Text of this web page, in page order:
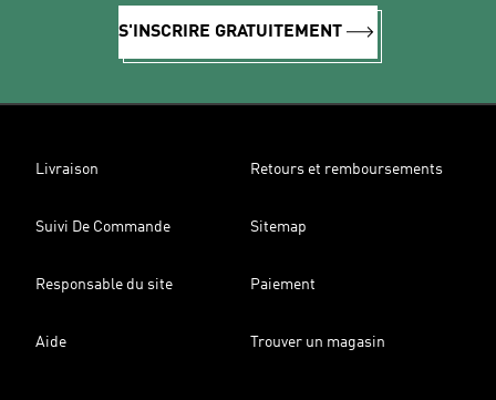
S'INSCRIRE GRATUITEMENT
Livraison Retours et remboursements
Suivi De Commande Sitemap
Responsable du site Paiement
Aide Trouver un magasin